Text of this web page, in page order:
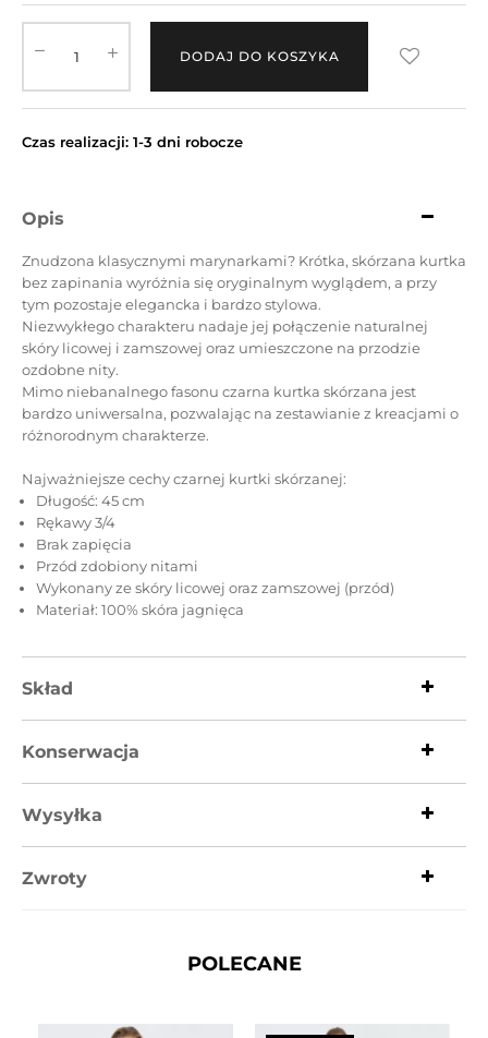
DODAJ DO KOSZYKA
Czas realizacji: 1-3 dni robocze
Opis
Znudzona klasycznymi marynarkami? Krótka, skórzana kurtka
bez zapinania wyróżnia się oryginalnym wyglądem, a przy
tym pozostaje elegancka i bardzo stylowa.
Niezwykłego charakteru nadaje jej połączenie naturalnej
skóry licowej i zamszowej oraz umieszczone na przodzie
ozdobne nity.
Mimo niebanalnego fasonu czarna kurtka skórzana jest
bardzo uniwersalna, pozwalając na zestawianie z kreacjami o
różnorodnym charakterze.
Najważniejsze cechy czarnej kurtki skórzanej:
Długość: 45 cm
Rękawy 3/4
Brak zapięcia
Przód zdobiony nitami
Wykonany ze skóry licowej oraz zamszowej (przód)
Materiał: 100% skóra jagnięca
Skład
Konserwacja
Wysyłka
Zwroty
POLECANE